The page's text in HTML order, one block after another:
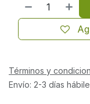
Términos y
Envío: 2-3 días